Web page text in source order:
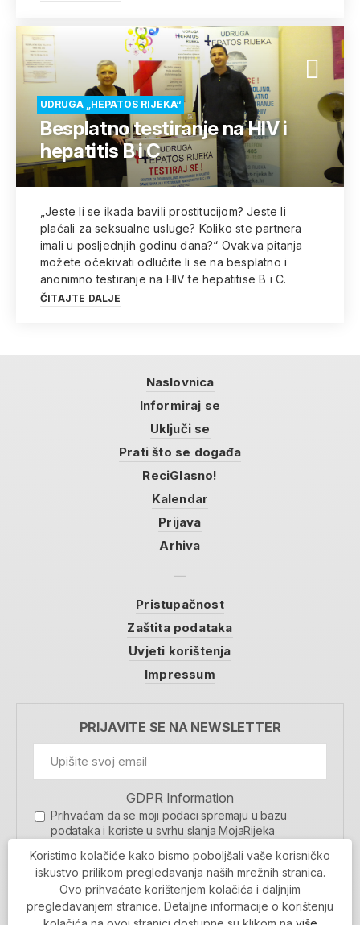
UDRUGA „HEPATOS RIJEKA“
Besplatno testiranje na HIV i
hepatitis B i C
„Jeste li se ikada bavili prostitucijom? Jeste li
plaćali za seksualne usluge? Koliko ste partnera
imali u posljednjih godinu dana?“ Ovakva pitanja
možete očekivati odlučite li se na besplatno i
anonimno testiranje na HIV te hepatitise B i C.
ČITAJTE DALJE
Naslovnica
Informiraj se
Uključi se
Prati što se događa
ReciGlasno!
Kalendar
Prijava
Arhiva
Pristupačnost
Zaštita podataka
Uvjeti korištenja
Impressum
PRIJAVITE SE NA NEWSLETTER
GDPR Information
Prihvaćam da se moji podaci spremaju u bazu
podataka i koriste u svrhu slanja MojaRijeka
MOJARIJEKA NEWSLETTER
PRIJAVI SE
Koristimo kolačiće kako bismo poboljšali vaše korisničko
iskustvo prilikom pregledavanja naših mrežnih stranica.
Ovo prihvaćate korištenjem kolačića i daljnjim
pregledavanjem stranice. Detaljne informacije o korištenju